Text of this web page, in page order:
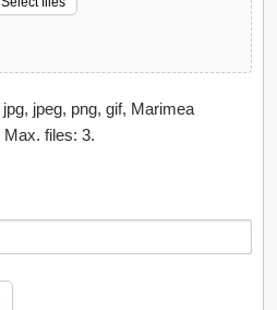
jpeg, png, gif, Marimea
files: 3.